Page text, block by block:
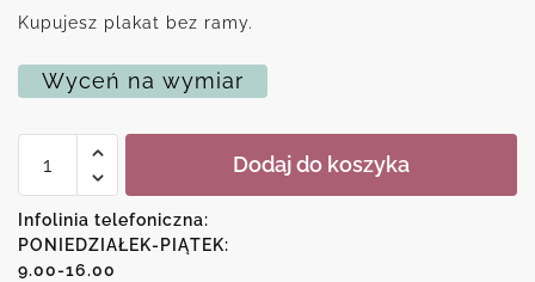
Kupujesz plakat bez ramy.
Wyceń na wymiar
Plakat
jeleniem
i
lasem
Dodaj do koszyka
Infolinia telefoniczna:
PONIEDZIAŁEK-PIĄTEK:
9.00-16.00